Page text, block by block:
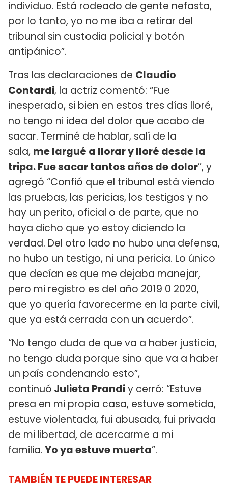
individuo. Está rodeado de gente nefasta,
por lo tanto, yo no me iba a retirar del
tribunal sin custodia policial y botón
antipánico”.
Tras las declaraciones de Claudio
Contardi, la actriz comentó: “Fue
inesperado, si bien en estos tres días lloré,
no tengo ni idea del dolor que acabo de
sacar. Terminé de hablar, salí de la
sala, me largué a llorar y lloré desde la
tripa. Fue sacar tantos años de dolor”, y
agregó “Confió que el tribunal está viendo
las pruebas, las pericias, los testigos y no
hay un perito, oficial o de parte, que no
haya dicho que yo estoy diciendo la
verdad. Del otro lado no hubo una defensa,
no hubo un testigo, ni una pericia. Lo único
que decían es que me dejaba manejar,
pero mi registro es del año 2019 0 2020,
que yo quería favorecerme en la parte civil,
que ya está cerrada con un acuerdo”.
“No tengo duda de que va a haber justicia,
no tengo duda porque sino que va a haber
un país condenando esto”,
continuó Julieta Prandiy cerró: “Estuve
presa en mi propia casa, estuve sometida,
estuve violentada, fui abusada, fui privada
de mi libertad, de acercarme a mi
familia.Yo ya estuve muerta”.
TAMBIÉN TE PUEDE INTERESAR